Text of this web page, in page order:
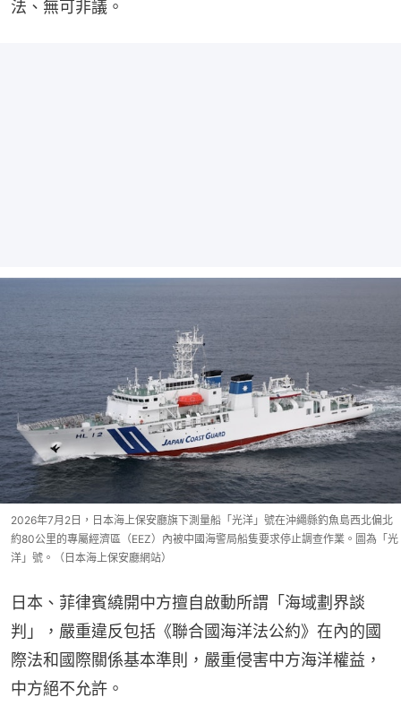
法、無可非議。
2026年7月2日，日本海上保安廳旗下測量船「光洋」號在沖繩縣釣魚島西北偏北
約80公里的專屬經濟區（EEZ）內被中國海警局船隻要求停止調查作業。圖為「光
洋」號。（日本海上保安廳網站）
日本、菲律賓繞開中方擅自啟動所謂「海域劃界談
判」，嚴重違反包括《聯合國海洋法公約》在內的國
際法和國際關係基本準則，嚴重侵害中方海洋權益，
中方絕不允許。